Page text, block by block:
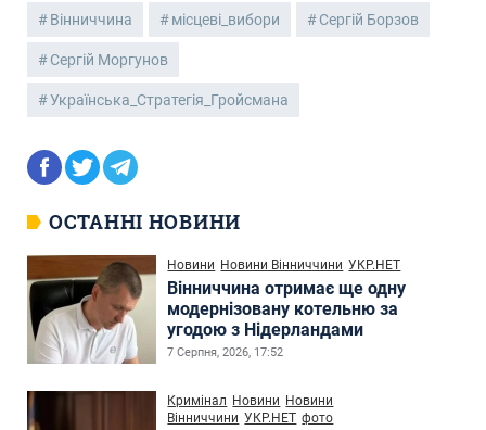
Вінниччина місцеві_вибори Сергій Борзов
Сергій Моргунов
Українська_Стратегія_Гройсмана
ОСТАННІ НОВИНИ
Новини Новини Вінниччини УКР.НЕТ
Вінниччина отримає ще одну
модернізовану котельню за
угодою з Нідерландами
7 Серпня, 2026, 17:52
Кримінал Новини Новини
Вінниччини УКР.НЕТ фото